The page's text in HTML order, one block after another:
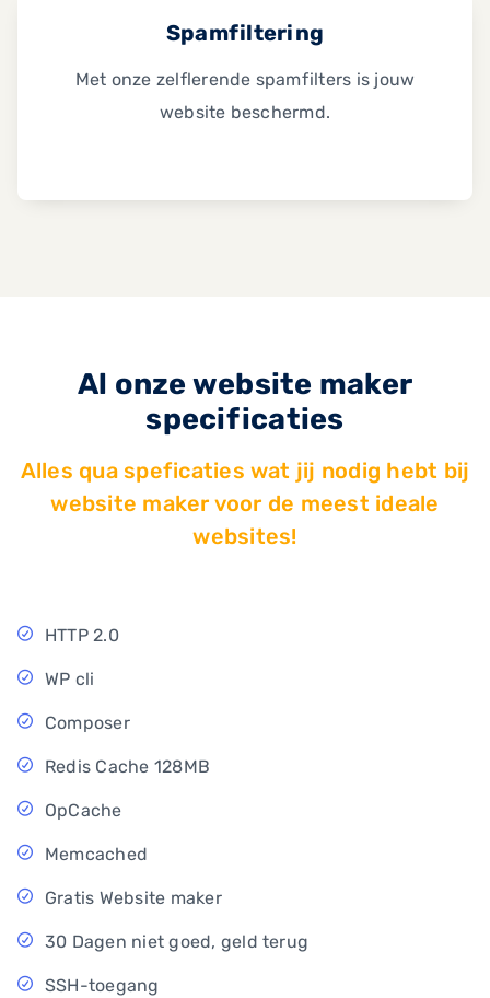
Spamfiltering
Met onze zelflerende spamfilters is jouw
website beschermd.
Al onze website maker
specificaties
Alles qua speficaties wat jij nodig hebt bij
website maker voor de meest ideale
websites!
HTTP 2.0
WP cli
Composer
Redis Cache 128MB
OpCache
Memcached
Gratis Website maker
30 Dagen niet goed, geld terug
SSH-toegang